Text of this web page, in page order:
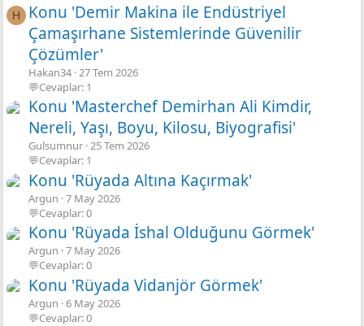
H
Konu 'Demir Makina ile Endüstriyel
Çamaşırhane Sistemlerinde Güvenilir
Çözümler'
Hakan34 27 Tem 2026
💬Cevaplar: 1
Konu 'Masterchef Demirhan Ali Kimdir,
Nereli, Yaşı, Boyu, Kilosu, Biyografisi'
Gulsumnur 25 Tem 2026
💬Cevaplar: 1
Konu 'Rüyada Altına Kaçırmak'
Argun 7 May 2026
💬Cevaplar: 0
Konu 'Rüyada İshal Olduğunu Görmek'
Argun 7 May 2026
💬Cevaplar: 0
Konu 'Rüyada Vidanjör Görmek'
Argun 6 May 2026
💬Cevaplar: 0